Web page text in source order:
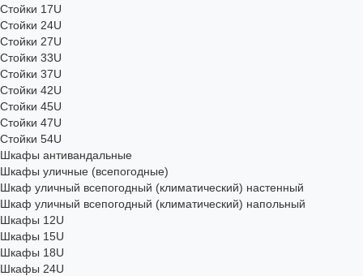
Стойки 17U
Стойки 24U
Стойки 27U
Стойки 33U
Стойки 37U
Стойки 42U
Стойки 45U
Стойки 47U
Стойки 54U
Шкафы антивандальные
Шкафы уличные (всепогодные)
Шкаф уличный всепогодный (климатический) настенный
Шкаф уличный всепогодный (климатический) напольный
Шкафы 12U
Шкафы 15U
Шкафы 18U
Шкафы 24U